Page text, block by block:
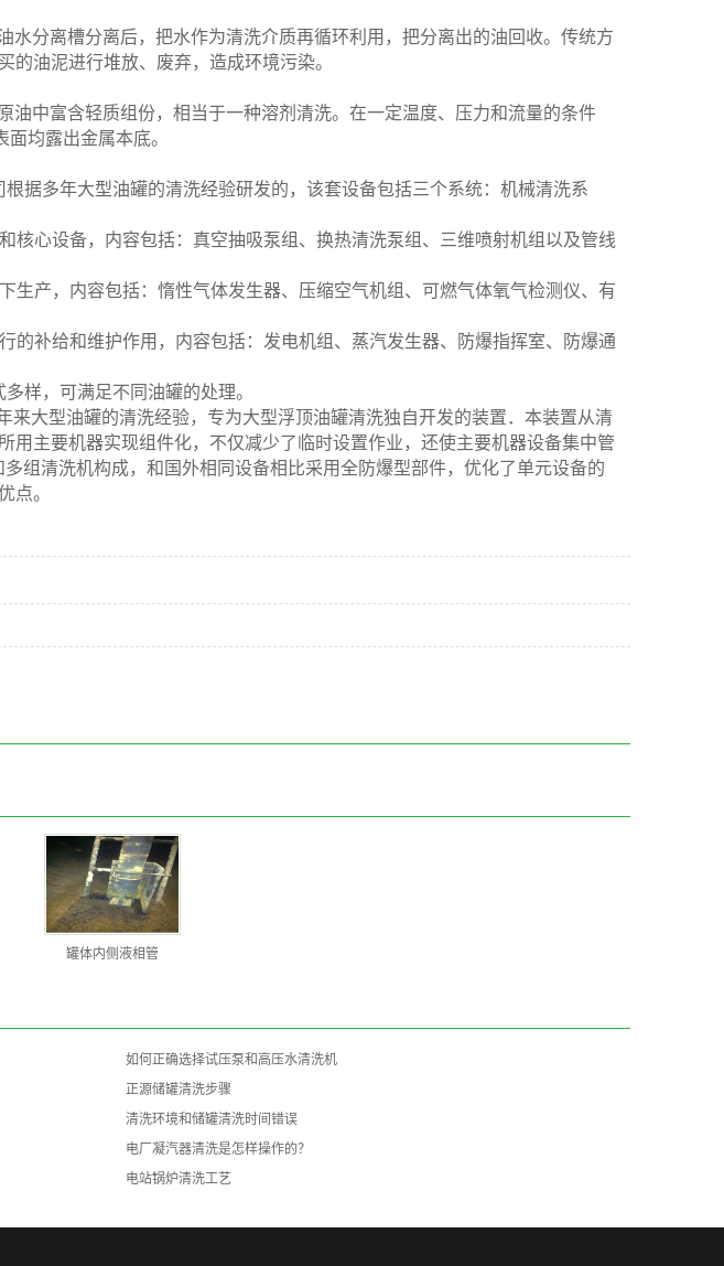
水分离槽分离后，把水作为清洗介质再循环利用，把分离出的油回收。传统方
的油泥进行堆放、废弃，造成环境污染。
油中富含轻质组份，相当于一种溶剂清洗。在一定温度、压力和流量的条件
均露出金属本底。
据多年大型油罐的清洗经验研发的，该套设备包括三个系统：机械清洗系
核心设备，内容包括：真空抽吸泵组、换热清洗泵组、三维喷射机组以及管线
生产，内容包括：惰性气体发生器、压缩空气机组、可燃气体氧气检测仪、有
的补给和维护作用，内容包括：发电机组、蒸汽发生器、防爆指挥室、防爆通
样，可满足不同油罐的处理。
来大型油罐的清洗经验，专为大型浮顶油罐清洗独自开发的装置．本装置从清
用主要机器实现组件化，不仅减少了临时设置作业，还使主要机器设备集中管
组清洗机构成，和国外相同设备相比采用全防爆型部件，优化了单元设备的
点。
罐体内侧液相管
如何正确选择试压泵和高压水清洗机
正源储罐清洗步骤
清洗环境和储罐清洗时间错误
电厂凝汽器清洗是怎样操作的？
电站锅炉清洗工艺